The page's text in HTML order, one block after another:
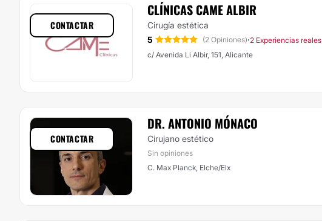
CLÍNICAS CAME ALBIR
Cirugía estética
5
(2 Opiniones)·2 Experiencias reales
c/ Avenida Li Albir, 151, Alicante
CONTACTAR
DR. ANTONIO MÓNACO
Cirujano estético
Sin opiniones
C. Max Planck, Elche/Elx
CONTACTAR